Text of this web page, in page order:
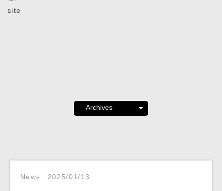
News 2025/01/13